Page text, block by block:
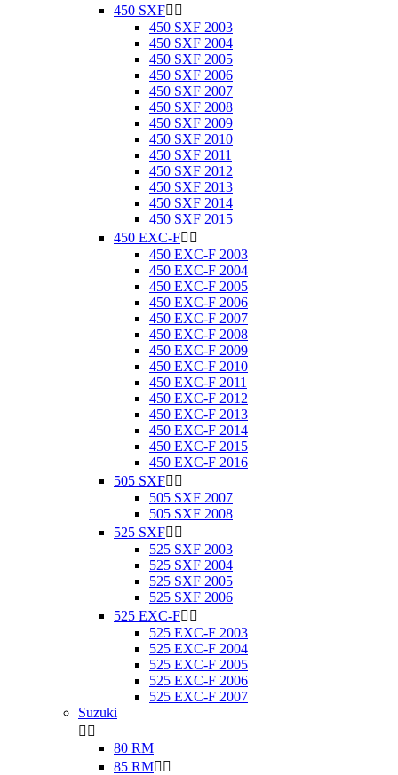
450 SXF 
450 SXF 2003
450 SXF 2004
450 SXF 2005
450 SXF 2006
450 SXF 2007
450 SXF 2008
450 SXF 2009
450 SXF 2010
450 SXF 2011
450 SXF 2012
450 SXF 2013
450 SXF 2014
450 SXF 2015
450 EXC-F 
450 EXC-F 2003
450 EXC-F 2004
450 EXC-F 2005
450 EXC-F 2006
450 EXC-F 2007
450 EXC-F 2008
450 EXC-F 2009
450 EXC-F 2010
450 EXC-F 2011
450 EXC-F 2012
450 EXC-F 2013
450 EXC-F 2014
450 EXC-F 2015
450 EXC-F 2016
505 SXF 
505 SXF 2007
505 SXF 2008
525 SXF 
525 SXF 2003
525 SXF 2004
525 SXF 2005
525 SXF 2006
525 EXC-F 
525 EXC-F 2003
525 EXC-F 2004
525 EXC-F 2005
525 EXC-F 2006
525 EXC-F 2007
Suzuki
 
80 RM
85 RM 